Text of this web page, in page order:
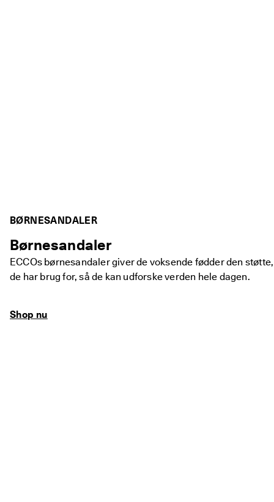
BØRNESANDALER
Børnesandaler
ECCOs børnesandaler giver de voksende fødder den støtte,
de har brug for, så de kan udforske verden hele dagen.
Shop nu